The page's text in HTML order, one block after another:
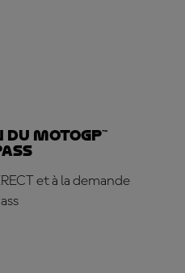
MotoGP™
et à la demande